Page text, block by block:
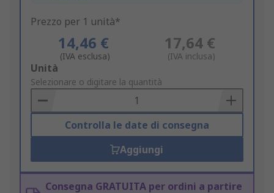
Prezzo per 1 unità*
14,46 €
(IVA esclusa)
17,64 €
(IVA inclusa)
Add
to
Basket
Unità
Selezionare o digitare la quantità
Controlla le date di consegna
Aggiungi
Consegna GRATUITA per ordini a partire